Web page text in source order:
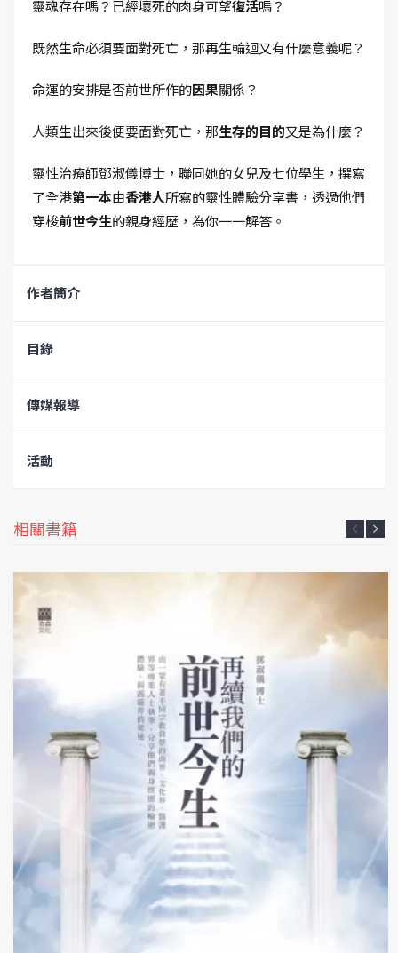
靈魂存在嗎？已經壞死的肉身可望復活嗎？
既然生命必須要面對死亡，那再生輪迴又有什麼意義呢？
命運的安排是否前世所作的因果關係？
人類生出來後便要面對死亡，那生存的目的又是為什麼？
靈性治療師鄧淑儀博士，聯同她的女兒及七位學生，撰寫
了全港第一本由香港人所寫的靈性體驗分享書，透過他們
穿梭前世今生的親身經歷，為你一一解答。
作者簡介
目錄
傳媒報導
活動
相關書籍